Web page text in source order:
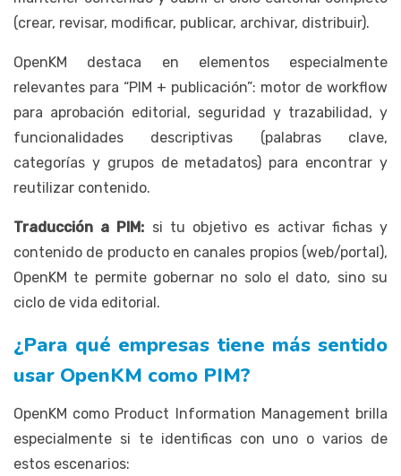
(crear, revisar, modificar, publicar, archivar, distribuir).
OpenKM destaca en elementos especialmente
relevantes para “PIM + publicación”: motor de workflow
para aprobación editorial, seguridad y trazabilidad, y
funcionalidades descriptivas (palabras clave,
categorías y grupos de metadatos) para encontrar y
reutilizar contenido.
Traducción a PIM: si tu objetivo es activar fichas y
contenido de producto en canales propios (web/portal),
OpenKM te permite gobernar no solo el dato, sino su
ciclo de vida editorial.
¿Para qué empresas tiene más sentido
usar OpenKM como PIM?
OpenKM como Product Information Management brilla
especialmente si te identificas con uno o varios de
estos escenarios: